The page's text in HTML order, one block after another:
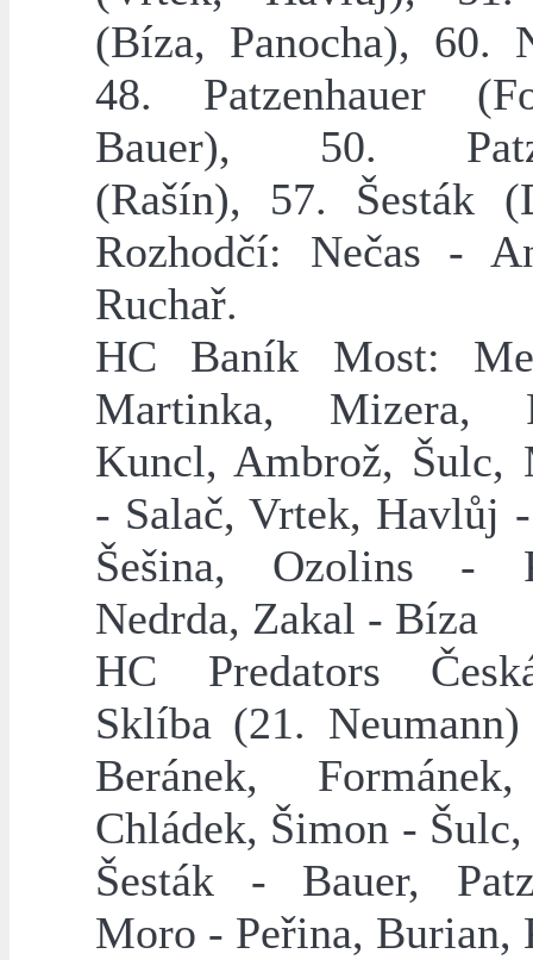
(Bíza, Panocha), 60.
48. Patzenhauer
Bauer), 50.
(Rašín), 57. Šesták
Rozhodčí: Nečas -
Ruchař.
HC Baník Most:
Martinka, Mizera,
Kuncl, Ambrož, Šulc,
- Salač, Vrtek, Havlůj
Šešina, Ozolins -
Nedrda, Zakal - Bíza
HC Predators
Sklíba (21.
Beránek,
Chládek, Šimon -
Šesták - Bauer,
Moro - Peřina, Burian,